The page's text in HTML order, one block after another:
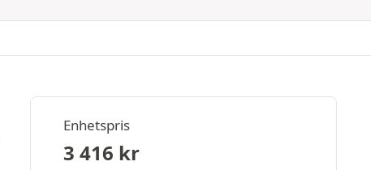
Enhetspris
3 416 kr